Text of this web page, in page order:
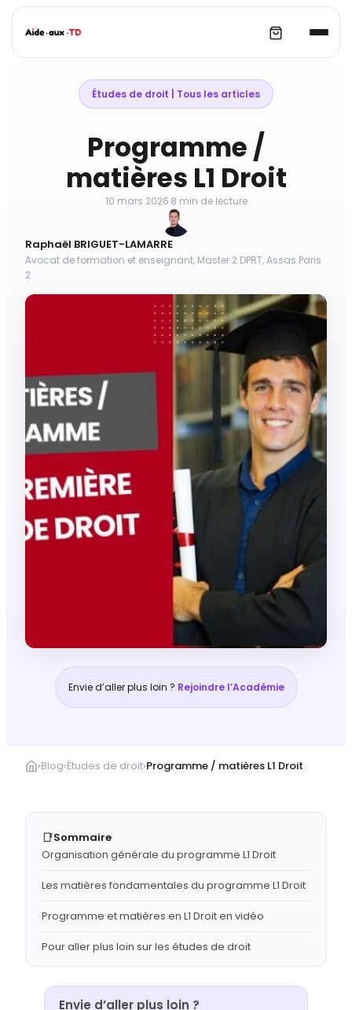
Aller
Études de droit Tous les articles
Programme /
matières L1 Droit
10 mars 2026·8 min de lecture
Raphaël BRIGUET-LAMARRE
Avocat de formation et enseignant, Master 2 DPRT, Assas Paris
2
Envie d’aller plus loin ? Rejoindre l’Académie
›Blog›Études de droit›Programme / matières L1 Droit
📑Sommaire
Organisation générale du programme L1 Droit
Les matières fondamentales du programme L1 Droit
Programme et matières en L1 Droit en vidéo
Pour aller plus loin sur les études de droit
Envie d’aller plus loin ?